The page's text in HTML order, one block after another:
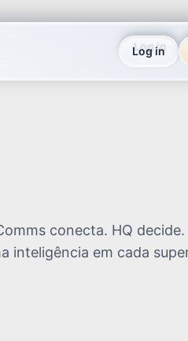
Log in
conecta. HQ decide.
inteligência em cada